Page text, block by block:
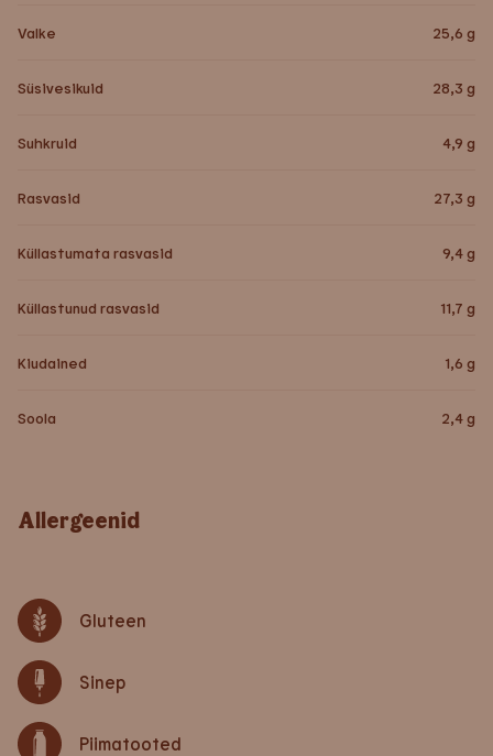
Valke 25,6 g
Süsivesikuid 28,3 g
Suhkruid 4,9 g
Rasvasid 27,3 g
Küllastumata rasvasid 9,4g
Küllastunud rasvasid 11,7 g
Kiudained 1,6 g
Soola 2,4g
Allergeenid
Gluteen
Sinep
Piimatooted